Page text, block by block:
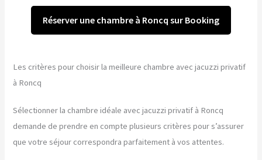
Réserver une chambre à Roncq sur Booking
Les critères pour choisir la meilleure chambre avec jacuzzi privatif
à Roncq
Sélectionner la chambre idéale avec jacuzzi privatif à Roncq
demande de prendre en compte plusieurs critères pour s’assurer
que votre séjour correspondra parfaitement à vos attentes.